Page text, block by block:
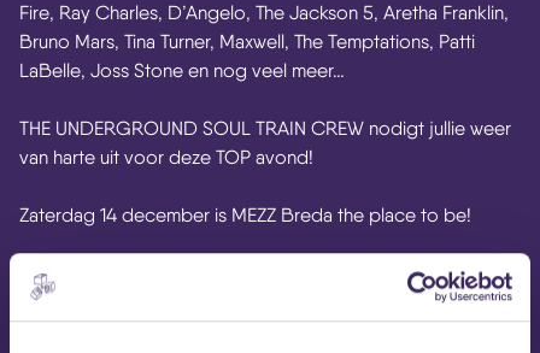
Fire, Ray Charles, D’Angelo, The Jackson 5, Aretha Franklin,
Bruno Mars, Tina Turner, Maxwell, The Temptations, Patti
LaBelle, Joss Stone en nog veel meer…
THE UNDERGROUND SOUL TRAIN CREW nodigt jullie weer
van harte uit voor deze TOP avond!
Zaterdag 14 december is MEZZ Breda the place to be!
FOLLOW US:
Facebook